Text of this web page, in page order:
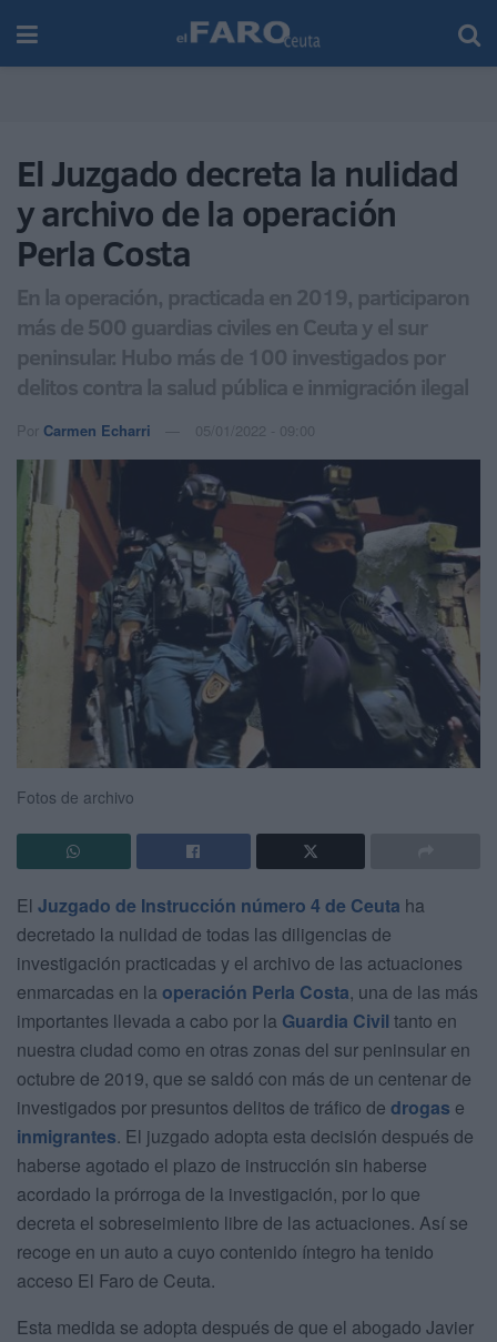
El Juzgado decreta la nulidad
y archivo de la operación
Perla Costa
En la operación, practicada en 2019, participaron
más de 500 guardias civiles en Ceuta y el sur
peninsular. Hubo más de 100 investigados por
delitos contra la salud pública e inmigración ilegal
Por Carmen Echarri 05/01/2022 - 09:00
Fotos de archivo
El Juzgado de Instrucción número 4 de Ceuta ha
decretado la nulidad de todas las diligencias de
investigación practicadas y el archivo de las actuaciones
enmarcadas en la operación Perla Costa, una de las más
importantes llevada a cabo por la Guardia Civil tanto en
nuestra ciudad como en otras zonas del sur peninsular en
octubre de 2019, que se saldó con más de un centenar de
investigados por presuntos delitos de tráfico de drogas e
inmigrantes. El juzgado adopta esta decisión después de
haberse agotado el plazo de instrucción sin haberse
acordado la prórroga de la investigación, por lo que
decreta el sobreseimiento libre de las actuaciones. Así se
recoge en un auto a cuyo contenido íntegro ha tenido
acceso El Faro de Ceuta.
Esta medida se adopta después de que el abogado Javier